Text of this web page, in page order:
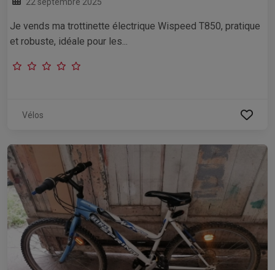
Je vends ma trottinette électrique Wispeed T850, pratique
et robuste, idéale pour les...
Vélos